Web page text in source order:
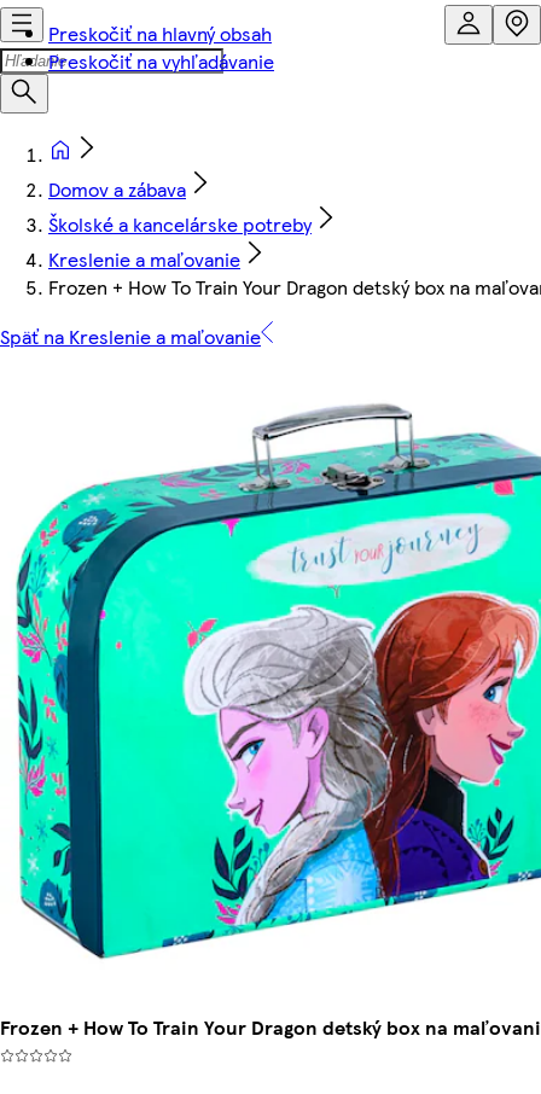
Preskočiť na hlavný obsah
Preskočiť na vyhľadávanie
Domov a zábava
Školské a kancelárske potreby
Kreslenie a maľovanie
Frozen + How To Train Your Dragon detský box na
Späť na Kreslenie a maľovanie
Frozen + How To Train Your Dragon detský box na